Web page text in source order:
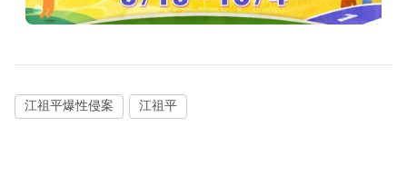
江祖平爆性侵案 江祖平